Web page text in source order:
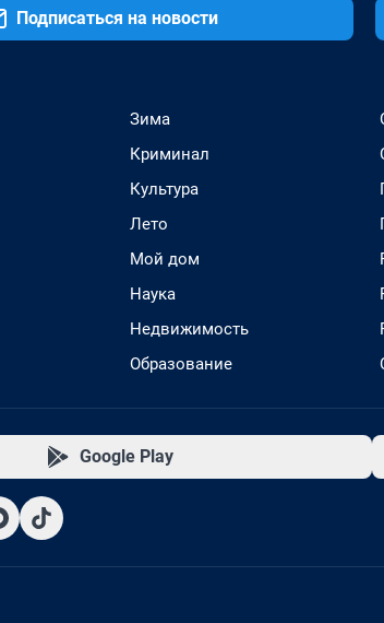
Подписаться на новости
Зима
Криминал
Культура
Лето
Мой дом
Наука
Недвижимость
Образование
Google Play